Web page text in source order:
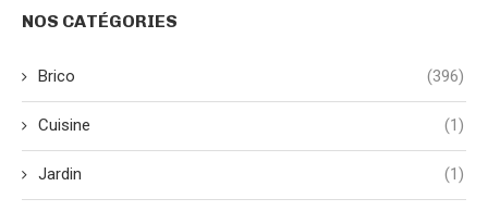
NOS CATÉGORIES
Brico (396)
Cuisine (1)
Jardin (1)